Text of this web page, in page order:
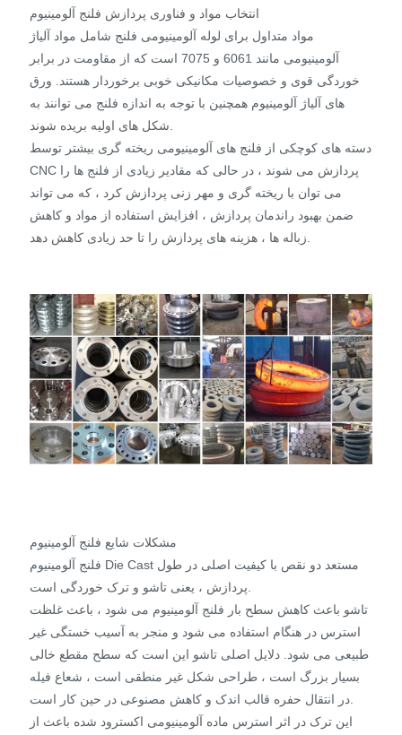
انتخاب مواد و فناوری پردازش فلنج آلومینیوم
مواد متداول برای لوله آلومینیومی فلنج شامل مواد آلیاژ
آلومینیومی مانند 6061 و 7075 است که از مقاومت در برابر
خوردگی قوی و خصوصیات مکانیکی خوبی برخوردار هستند. ورق
های آلیاژ آلومینیوم همچنین با توجه به اندازه فلنج می توانند به
دسته های کوچکی از فلنج های آلومینیومی ریخته گری بیشتر توسط
CNC پردازش می شوند ، در حالی که مقادیر زیادی از فلنج ها را
می توان با ریخته گری و مهر زنی پردازش کرد ، که می تواند
ضمن بهبود راندمان پردازش ، افزایش استفاده از مواد و کاهش
مشکلات شایع فلنج آلومینیوم
فلنج آلومینیوم Die Cast مستعد دو نقص با کیفیت اصلی در طول
تاشو باعث کاهش سطح بار فلنج آلومینیوم می شود ، باعث غلظت
استرس در هنگام استفاده می شود و منجر به آسیب خستگی غیر
طبیعی می شود. دلایل اصلی تاشو این است که سطح مقطع خالی
بسیار بزرگ است ، طراحی شکل غیر منطقی است ، شعاع فیله
در انتقال حفره قالب اندک و کاهش مصنوعی در حین کار است.
این ترک در اثر استرس ماده آلومینیومی اکسترود شده باعث از